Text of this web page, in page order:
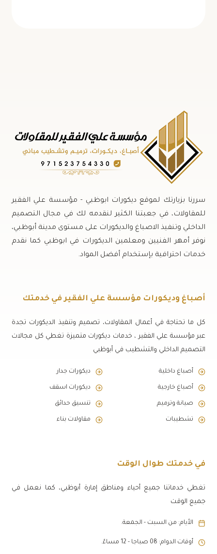
سررنا بزيارتك لموقع ديكورات ابوظبي - مؤسسة علي الفقير
للمقاولات، في جعبتنا الكثير لنقدمه لك في مجال التصميم
الداخلي وتنفيذ الاصباغ والديكورات على مستوى مدينة أبوظبي،
نوفر أمهر الفنيين ومعلمين الديكورات في ابوظبي كما نقدم
خدمات احترافية بإستخدام أفضل المواد.
أصباغ وديكورات مؤسسة علي الفقير في خدمتك
كل ما تحتاجة في أعمال المقاولات، تصميم وتنفيذ الديكورات تجدة
عبر مؤسسة علي الفقير ، خدمات ديكورات متميزة تغطي كل مجالات
التصميم الداخلي والتشطيب في أبوظبي
أصباغ داخلية ديكورات جدار
أصباغ خارجية ديكورات اسقف
صيانة وترميم تنسيق حدائق
تشطيبات مقاولات بناء
في خدمتك طوال الوقت
تغطي خدماتنا جميع أحياء ومناطق إمارة أبوظبي، كما نعمل في
جميع الوقت
الأيام: من السبت - الجمعة.
أوقات الدوام: 08 صباجا - 12 مساءً.